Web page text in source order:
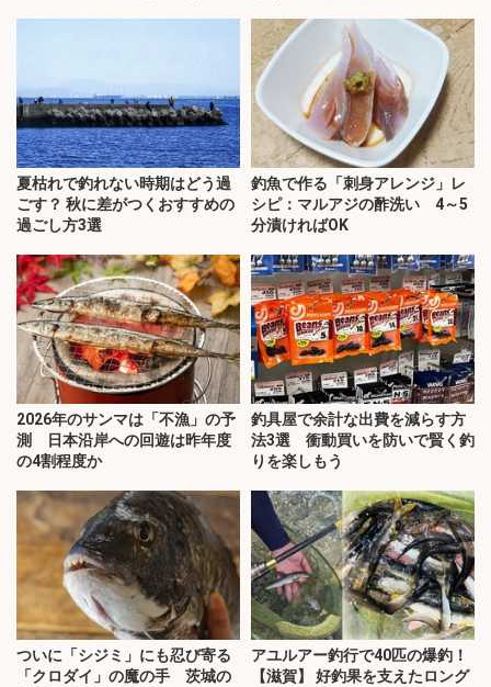
夏枯れで釣れない時期はどう過
ごす？ 秋に差がつくおすすめの
過ごし方3選
釣魚で作る「刺身アレンジ」レ
シピ：マルアジの酢洗い 4～5
分漬ければOK
2026年のサンマは「不漁」の予
測 日本沿岸への回遊は昨年度
の4割程度か
釣具屋で余計な出費を減らす方
法3選 衝動買いを防いで賢く釣
りを楽しもう
ついに「シジミ」にも忍び寄る
「クロダイ」の魔の手 茨城の
アユルアー釣行で40匹の爆釣！
【滋賀】 好釣果を支えたロング